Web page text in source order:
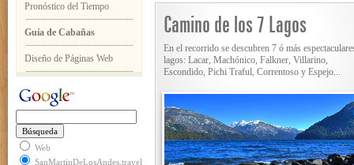
Pronóstico del Tiempo
Guía de Cabañas
Diseño de Páginas Web
Web
SanMartinDeLosAndes.travel
Camino de los 7 Lagos
En el recorrido se descubren 7 ó más
lagos: Lacar, Machónico, Falkner, Villarino,
Escondido, Pichi Traful, Correntoso y Espejo...